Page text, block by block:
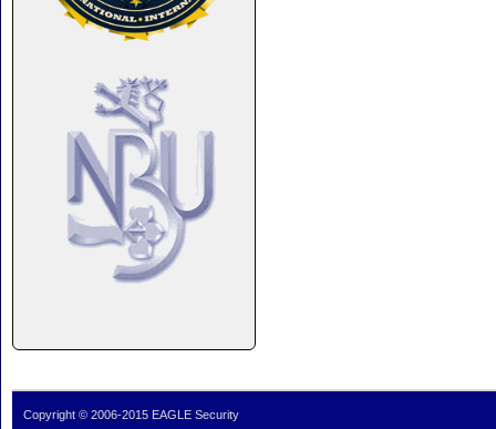
Copyright © 2006-2015 EAGLE Security